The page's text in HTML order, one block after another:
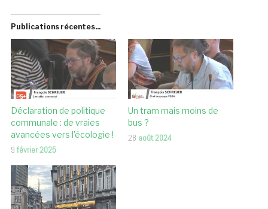
Publications récentes...
Déclaration de politique
communale : de vraies
avancées vers l’écologie !
9 février 2025
Un tram mais moins de
bus ?
28 août 2024